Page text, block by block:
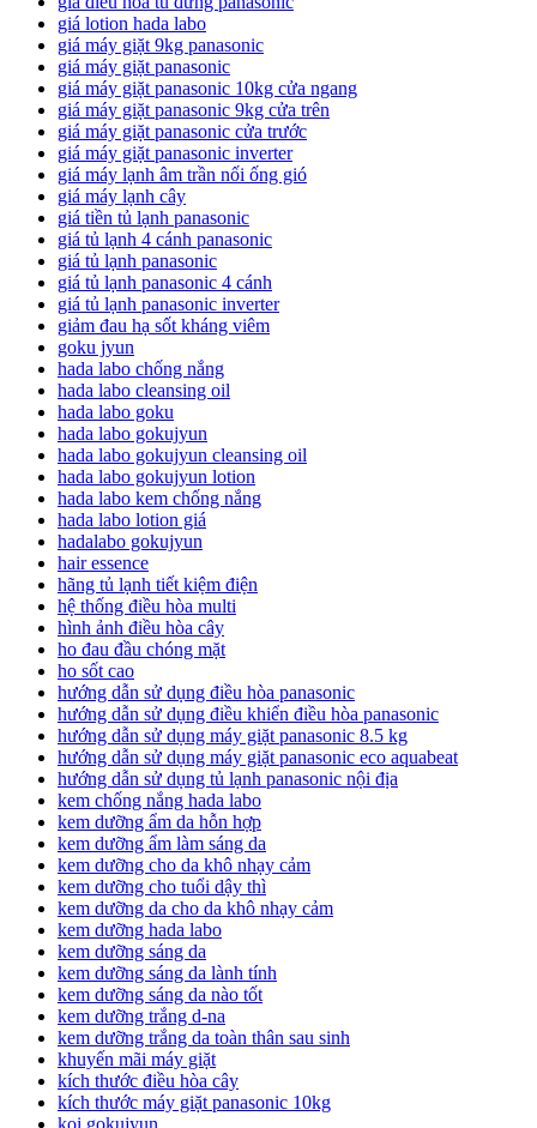
giá lotion hada labo
giá máy giặt 9kg panasonic
giá máy giặt panasonic
giá máy giặt panasonic 10kg cửa ngang
giá máy giặt panasonic 9kg cửa trên
giá máy giặt panasonic cửa trước
giá máy giặt panasonic inverter
giá máy lạnh âm trần nối ống gió
giá máy lạnh cây
giá tiền tủ lạnh panasonic
giá tủ lạnh 4 cánh panasonic
giá tủ lạnh panasonic
giá tủ lạnh panasonic 4 cánh
giá tủ lạnh panasonic inverter
giảm đau hạ sốt kháng viêm
goku jyun
hada labo chống nắng
hada labo cleansing oil
hada labo goku
hada labo gokujyun
hada labo gokujyun cleansing oil
hada labo gokujyun lotion
hada labo kem chống nắng
hada labo lotion giá
hadalabo gokujyun
hair essence
hãng tủ lạnh tiết kiệm điện
hệ thống điều hòa multi
hình ảnh điều hòa cây
ho đau đầu chóng mặt
ho sốt cao
hướng dẫn sử dụng điều hòa panasonic
hướng dẫn sử dụng điều khiển điều hòa panasonic
hướng dẫn sử dụng máy giặt panasonic 8.5 kg
hướng dẫn sử dụng máy giặt panasonic eco aquabeat
hướng dẫn sử dụng tủ lạnh panasonic nội địa
kem chống nắng hada labo
kem dưỡng ẩm da hỗn hợp
kem dưỡng ẩm làm sáng da
kem dưỡng cho da khô nhạy cảm
kem dưỡng cho tuổi dậy thì
kem dưỡng da cho da khô nhạy cảm
kem dưỡng hada labo
kem dưỡng sáng da
kem dưỡng sáng da lành tính
kem dưỡng sáng da nào tốt
kem dưỡng trắng d-na
kem dưỡng trắng da toàn thân sau sinh
khuyến mãi máy giặt
kích thước điều hòa cây
kích thước máy giặt panasonic 10kg